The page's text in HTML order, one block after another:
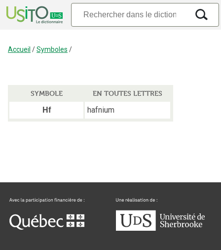
Accueil /Symboles /
SYMBOLE
EN TOUTES LETTRES
Hf
hafnium